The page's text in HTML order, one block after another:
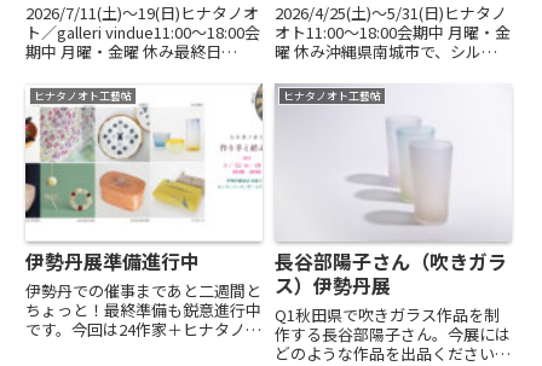
2026/7/11(土)〜19(日)ヒナタノオ
ト／galleri vindue11:00～18:00会
期中 月曜・金曜 休み最終日
心地よくたっぷりとした器。木と
土。素材の違いを超えて響きあう
2作家の仕事を...
2026/4/25(土)〜5/31(日)ヒナタノ
オト11:00～18:00会期中 月曜・金
曜 休み沖縄県南城市で、シルバ
「アトリエひと匙」の濱元香織さ
ん。沖縄に古くから伝わる祈りの
あるかたち、装身具に敬意を抱
ヒナタノオト工藝帖
伊勢丹展準備進行中
伊勢丹での催事まであと二週間と
ちょっと！最終準備も鋭意進行中
です。今回は24作家＋ヒナタノオ
ヒナタノオト工藝帖
長谷部陽子さん（吹きガラ
ス）伊勢丹展
Q1秋田県で吹きガラス作品を制
作する長谷部陽子さん。今展には
どのような作品を出品くださいま